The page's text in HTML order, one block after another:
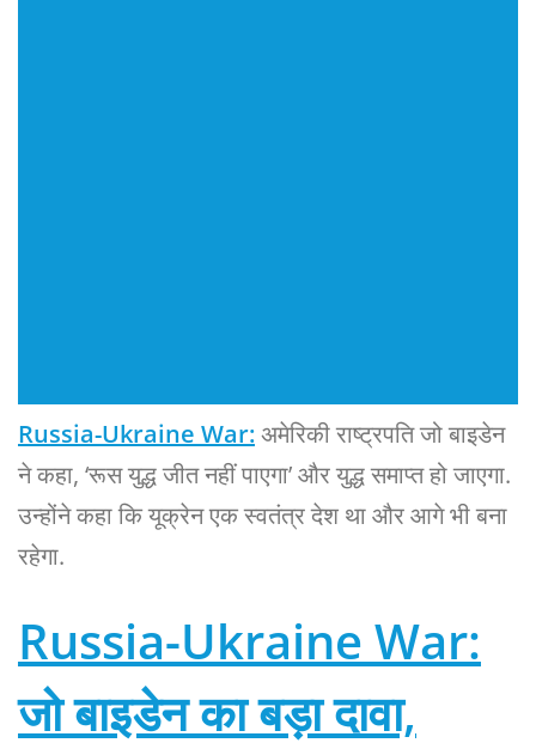
Russia-Ukraine War:अमेरिकी राष्ट्रपति जो बाइडेन
ने कहा, ‘रूस युद्ध जीत नहीं पाएगा’ और युद्ध समाप्त हो जाएगा.
उन्होंने कहा कि यूक्रेन एक स्वतंत्र देश था और आगे भी बना
रहेगा.
Russia-Ukraine War:
जो बाइडेन का बड़ा दावा,